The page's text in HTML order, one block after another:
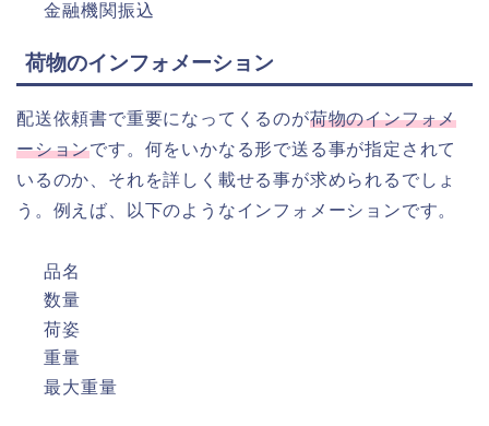
金融機関振込
荷物のインフォメーション
配送依頼書で重要になってくるのが荷物のインフォメ
ーションです。何をいかなる形で送る事が指定されて
いるのか、それを詳しく載せる事が求められるでしょ
う。例えば、以下のようなインフォメーションです。
品名
数量
荷姿
重量
最大重量